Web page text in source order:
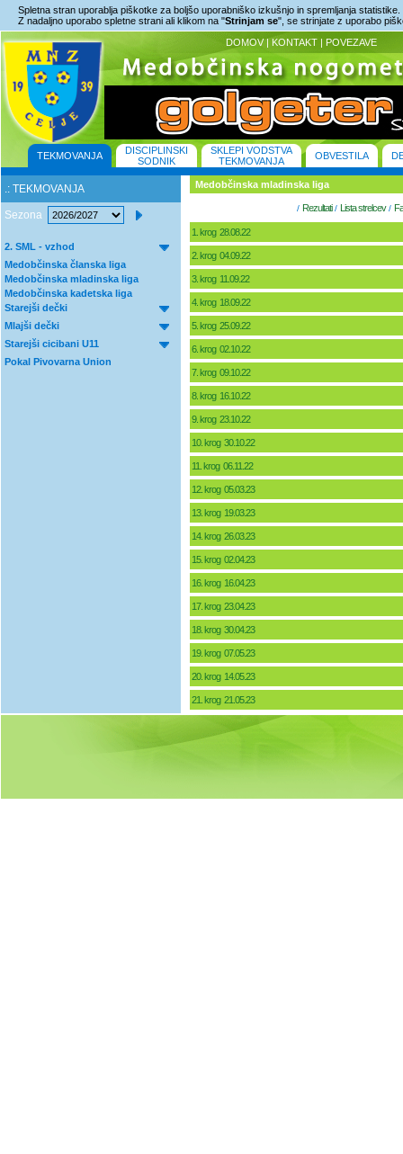
Spletna stran uporablja piškotke za boljšo uporabniško izkušnjo in spremljanja statistike.
Z nadaljno uporabo spletne strani ali klikom na "Strinjam se", se strinjate z uporabo
DOMOV | KONTAKT | POVEZAVE
TEKMOVANJA
DISCIPLINSKI
SODNIK
SKLEPI VODSTVA
TEKMOVANJA
OBVESTILA
.: TEKMOVANJA
Sezona
2. SML - vzhod
Medobčinska članska liga
Medobčinska mladinska liga
Medobčinska kadetska liga
Starejši dečki
Mlajši dečki
Starejši cicibani U11
Pokal Pivovarna Union
Medobčinska mladinska liga
/ Rezultati/ Lista strelcev/
1. krog 28.08.22
2. krog 04.09.22
3. krog 11.09.22
4. krog 18.09.22
5. krog 25.09.22
6. krog 02.10.22
7. krog 09.10.22
8. krog 16.10.22
9. krog 23.10.22
10. krog 30.10.22
11. krog 06.11.22
12. krog 05.03.23
13. krog 19.03.23
14. krog 26.03.23
15. krog 02.04.23
16. krog 16.04.23
17. krog 23.04.23
18. krog 30.04.23
19. krog 07.05.23
20. krog 14.05.23
21. krog 21.05.23